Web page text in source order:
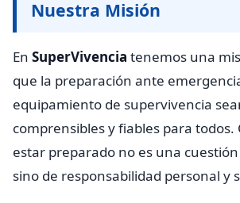
Nuestra Misión
En SuperVivencia tenemos una
que la preparación ante
equipamiento de supervivencia
comprensibles y fiables para todos.
estar preparado no es una
sino de responsabilidad personal y